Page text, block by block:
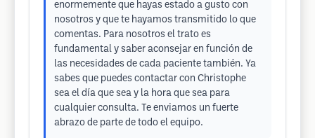
enormemente que hayas estado a gusto con
nosotros y que te hayamos transmitido lo que
comentas. Para nosotros el trato es
fundamental y saber aconsejar en función de
las necesidades de cada paciente también. Ya
sabes que puedes contactar con Christophe
sea el día que sea y la hora que sea para
cualquier consulta. Te enviamos un fuerte
abrazo de parte de todo el equipo.